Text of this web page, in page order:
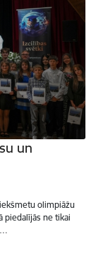
un
olimpiāžu
piedalījās ne tikai